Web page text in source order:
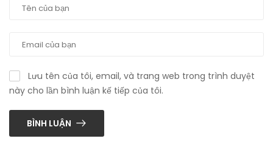
Lưu tên của tôi, email, và trang web trong trình duyệt
này cho lần bình luận kế tiếp của tôi.
BÌNH LUẬN